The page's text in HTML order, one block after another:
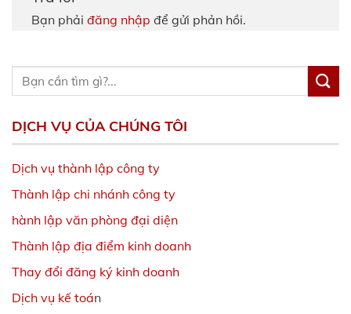
Bạn phải đăng nhập để gửi phản hồi.
DỊCH VỤ CỦA CHÚNG TÔI
Dịch vụ thành lập công ty
Thành lập chi nhánh công ty
hành lập văn phòng đại diện
Thành lập địa điểm kinh doanh
Thay đổi đăng ký kinh doanh
Dịch vụ kế toán